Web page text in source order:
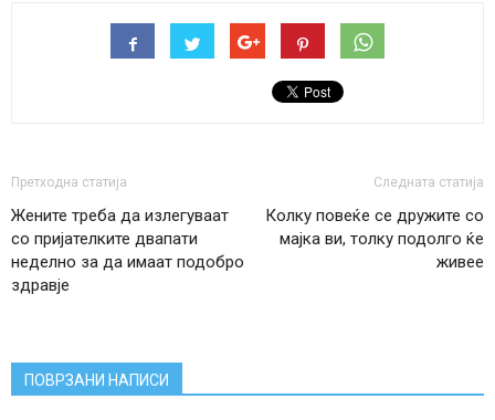
Претходна статија
Жените треба да излегуваат
со пријателките двапати
неделно за да имаат подобро
здравје
Следната статија
Колку повеќе се дружите со
мајка ви, толку подолго ќе
живее
ПОВРЗАНИ НАПИСИ